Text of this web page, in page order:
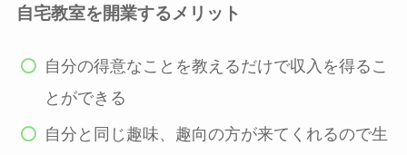
自宅教室を開業するメリット
自分の得意なことを教えるだけで収入を得るこ
とができる
自分と同じ趣味、趣向の方が来てくれるので生